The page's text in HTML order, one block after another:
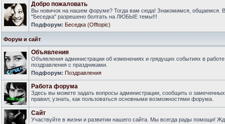
Добро пожаловать
Вы новичок на нашем форуме? Тогда вам сюда! Знакомимся, общаемся.
"Беседка" разрешено болтать на ЛЮБЫЕ темы!!!
Подфорум: Беседка (Offtopic)
Форум и сайт
Объявления
Объявления администрации об изменениях и грядущих событиях в
поздравления с праздниками.
Подфорум: Поздравления
Работа форума
Здесь вы можете задать вопросы администрации, сообщить о
правил; узнать, как пользоваться основными возможностями форума.
Сайт
Участвуйте в жизни и развитии нашего сайта. Мы всегда рады помощи!